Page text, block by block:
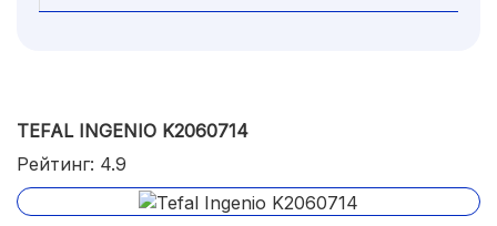
TEFAL INGENIO K2060714
Рейтинг: 4.9